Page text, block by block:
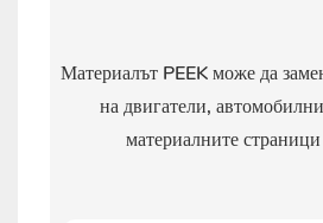
Материалът PEEK може да
на двигатели,
материалните